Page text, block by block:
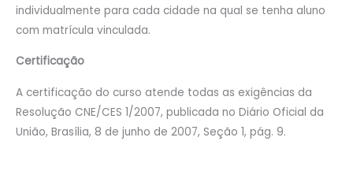
individualmente para cada cidade na qual se tenha aluno
com matrícula vinculada.
Certificação
A certificação do curso atende todas as exigências da
Resolução CNE/CES 1/2007, publicada no Diário Oficial da
União, Brasília, 8 de junho de 2007, Seção 1, pág. 9.